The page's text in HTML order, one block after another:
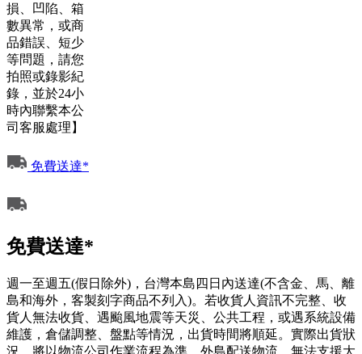
損、凹陷、箱
數異常，或商
品錯誤、短少
等問題，請您
拍照或錄影紀
錄，並於24小
時內聯繫本公
司客服處理】
免費送達*
免費送達*
週一至週五(假日除外)，台灣本島四日內送達(不含金、馬、離
島和海外，客製刻字商品不列入)。若收貨人資訊不完整、收
貨人無法收貨、遇颱風地震等天災、公共工程，或遇系統設備
維護，倉儲調整、盤點等情況，出貨時間將順延。實際出貨狀
況，將以物流公司作業流程為準。外島配送物流，無法支援大